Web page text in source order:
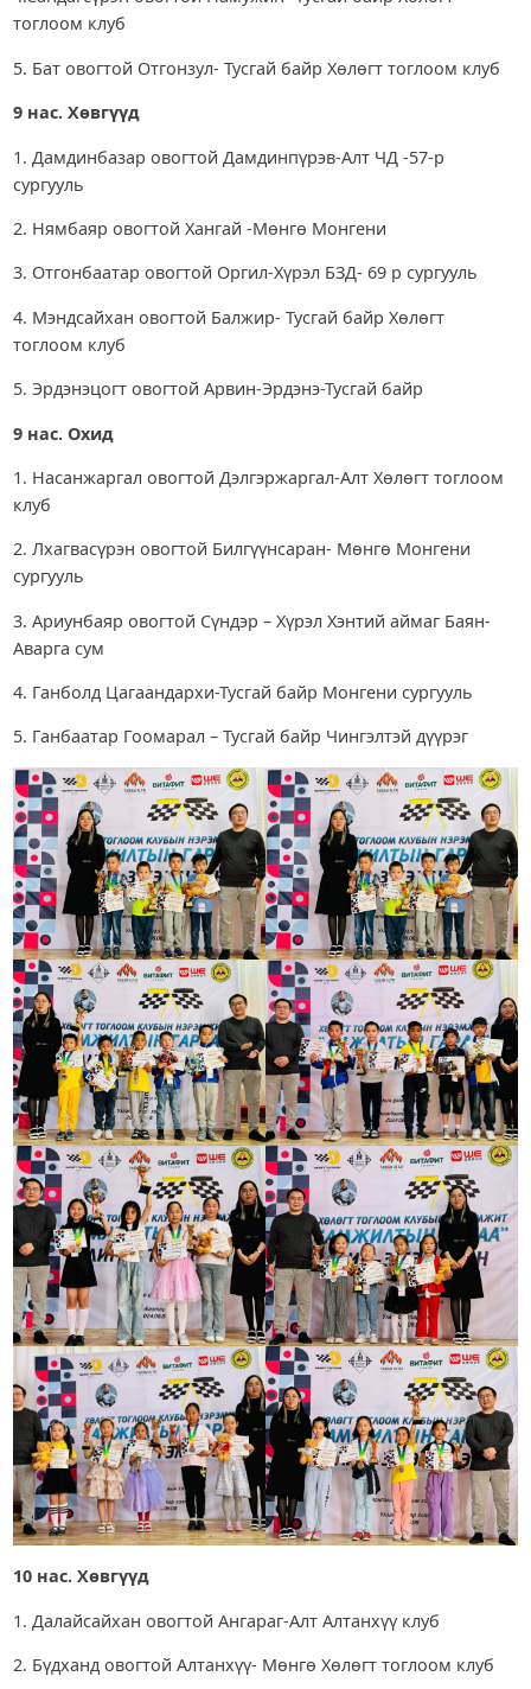
тоглоом клуб
5. Бат овогтой Отгонзул- Тусгай байр Хөлөгт тоглоом клуб
9 нас. Хөвгүүд
1. Дамдинбазар овогтой Дамдинпүрэв-Алт ЧД -57-р
сургууль
2. Нямбаяр овогтой Хангай -Мөнгө Монгени
3. Отгонбаатар овогтой Оргил-Хүрэл БЗД- 69 р сургууль
4. Мэндсайхан овогтой Балжир- Тусгай байр Хөлөгт
тоглоом клуб
5. Эрдэнэцогт овогтой Арвин-Эрдэнэ-Тусгай байр
9 нас. Охид
1. Насанжаргал овогтой Дэлгэржаргал-Алт Хөлөгт тоглоом
клуб
2. Лхагвасүрэн овогтой Билгүүнсаран- Мөнгө Монгени
сургууль
3. Ариунбаяр овогтой Сүндэр – Хүрэл Хэнтий аймаг Баян-
Аварга сум
4. Ганболд Цагаандархи-Тусгай байр Монгени сургууль
5. Ганбаатар Гоомарал – Тусгай байр Чингэлтэй дүүрэг
10 нас. Хөвгүүд
1. Далайсайхан овогтой Ангараг-Алт Алтанхүү клуб
2. Бүдханд овогтой Алтанхүү- Мөнгө Хөлөгт тоглоом клуб